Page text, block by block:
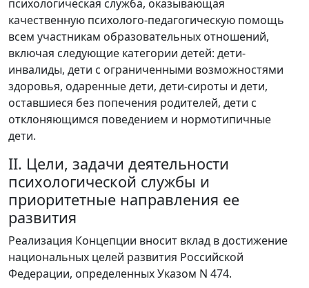
психологическая служба, оказывающая
качественную психолого-педагогическую помощь
всем участникам образовательных отношений,
включая следующие категории детей: дети-
инвалиды, дети с ограниченными возможностями
здоровья, одаренные дети, дети-сироты и дети,
оставшиеся без попечения родителей, дети с
отклоняющимся поведением и нормотипичные
дети.
II. Цели, задачи деятельности
психологической службы и
приоритетные направления ее
развития
Реализация Концепции вносит вклад в достижение
национальных целей развития Российской
Федерации, определенных Указом N 474.